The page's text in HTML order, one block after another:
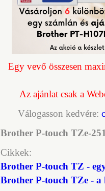
Egy vevő összesen
Az ajánlat csak a
Válogasson kedvére:
Brother P-touch TZe-
Cikkek:
Brother P-touch TZ -
Brother P-touch TZe -